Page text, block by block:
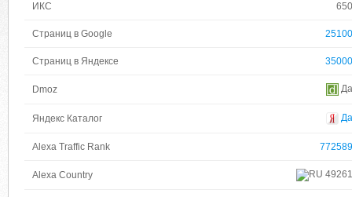
ИКС 650
Страниц в Google 25100
Страниц в Яндексе 35000
Dmoz Да
Яндекс Каталог Да
Alexa Traffic Rank 772589
Alexa Country 49261